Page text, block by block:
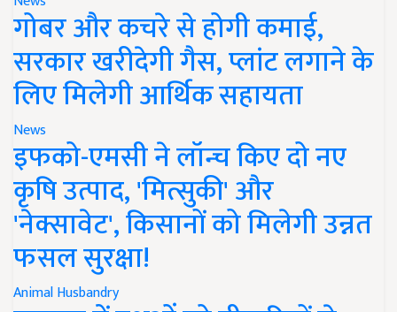
गोबर और कचरे से होगी कमाई,
सरकार खरीदेगी गैस, प्लांट लगाने के
लिए मिलेगी आर्थिक सहायता
News
इफको-एमसी ने लॉन्च किए दो नए
कृषि उत्पाद, 'मित्सुकी' और
'नेक्सावेट', किसानों को मिलेगी उन्नत
फसल सुरक्षा!
Animal Husbandry